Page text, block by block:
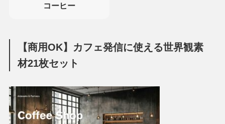
コーヒー
【商用OK】カフェ発信に使える世界観素
材21枚セット